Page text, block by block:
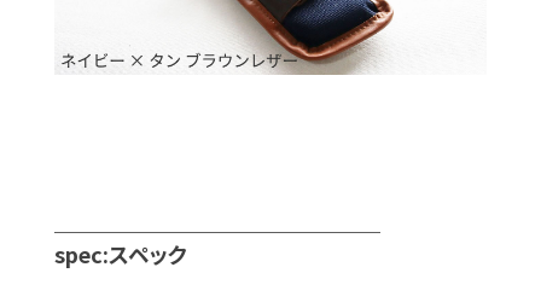
spec:スペック